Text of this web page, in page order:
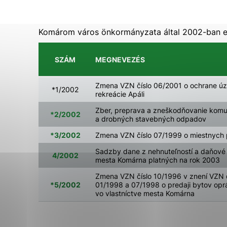
Városi Hivatal dolgozójának etikai
kódexe
Értesítés az állami reklámra szánt
források biztosításáról
Komárom város önkormányzata által 2002-ban
SZÁM MEGNEVEZÉS
*1/2002
Zmena VZN číslo 06/2001 o ochrane
rekreácie Apáli
*2/2002
Zber, preprava a zneškodňovanie
a drobných stavebných odpadov
*3/2002 Zmena VZN číslo 07/1999 o
4/2002
Sadzby dane z nehnuteľností a
mesta Komárna platných na rok 2003
*5/2002
Zmena VZN číslo 10/1996 v znení VZN
01/1998 a 07/1998 o predaji bytov
vo vlastníctve mesta Komárna
Technické cookies
že umožňujú základné
stránky. Bez týchto
Analytické cookies
Analytické cookies
aby mohol stránky
možné ich spojiť s